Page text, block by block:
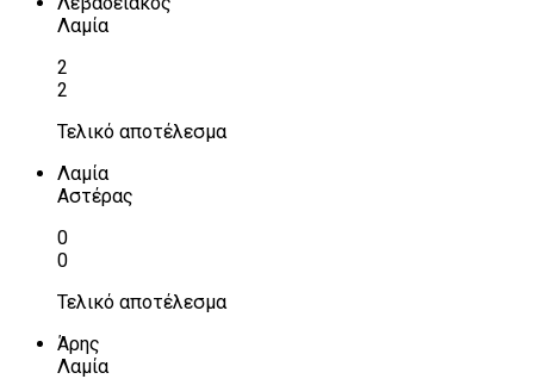
Λαμία
2
2
Τελικό αποτέλεσμα
Λαμία
Αστέρας
0
0
Τελικό αποτέλεσμα
Άρης
Λαμία